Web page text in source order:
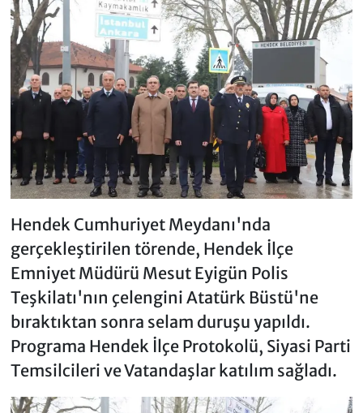
Hendek Cumhuriyet Meydanı'nda
gerçekleştirilen törende, Hendek İlçe
Emniyet Müdürü Mesut Eyigün Polis
Teşkilatı'nın çelengini Atatürk Büstü'ne
bıraktıktan sonra selam duruşu yapıldı.
Programa Hendek İlçe Protokolü, Siyasi Parti
Temsilcileri ve Vatandaşlar katılım sağladı.